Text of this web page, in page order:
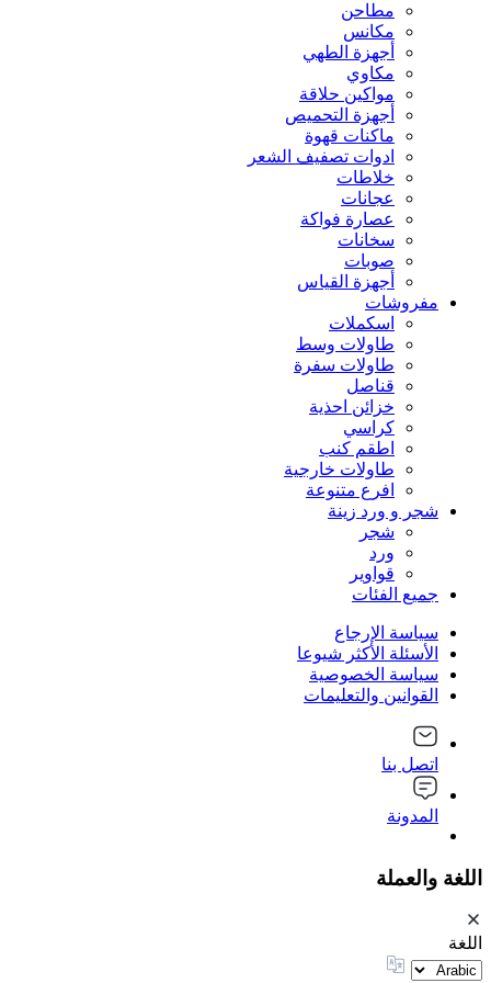
مطاحن
مكانس
أجهزة الطهي
مكاوي
مواكين حلاقة
أجهزة التحميص
ماكنات قهوة
ادوات تصفيف الشعر
خلاطات
عجانات
عصارة فواكة
سخانات
صوبات
أجهزة القياس
مفروشات
اسكملات
طاولات وسط
طاولات سفرة
قناصل
خزائن احذية
كراسي
اطقم كنب
طاولات خارجية
افرع متنوعة
شجر و ورد زينة
شجر
ورد
قواوير
جميع الفئات
سياسة الإرجاع
الأسئلة الأكثر شيوعا
سياسة الخصوصية
القوانين والتعليمات
اتصل بنا
المدونة
اللغة والعملة
اللغة